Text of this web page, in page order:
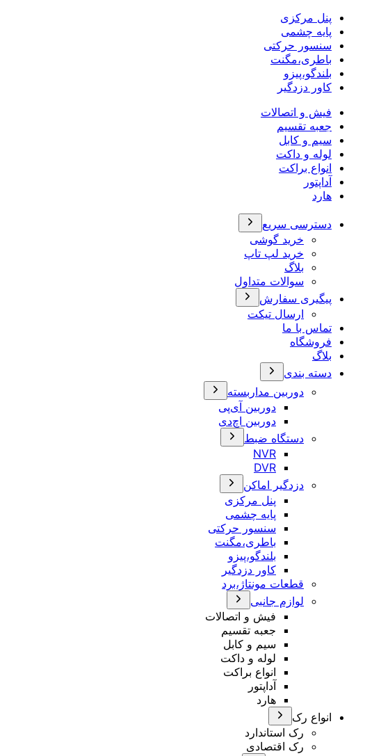
پنل مرکزی
پایه چشمی
سنسور حرکتی
باطری،مگنت
بلندگو،پیزو
کاور دزدگیر
فیش و اتصالات
جعبه تقسیم
سیم و کابل
لوله و داکت
انواع براکت
آداپتور
هارد
دسترسی سریع
خرید گوشی
خرید لپ تاپ
بلاگ
سوالات متداول
پیگیری سفارش
ارسال تیکت
تماس با ما
فروشگاه
بلاگ
دسته بندی
دوربین مداربسته
دوربین آی‌پی
دوربین اچ‌دی
دستگاه ضبط
NVR
DVR
دزدگیر اماکن
پنل مرکزی
پایه چشمی
سنسور حرکتی
باطری،مگنت
بلندگو،پیزو
کاور دزدگیر
قطعات مونتاژ،برد
لوازم جانبی
فیش و اتصالات
جعبه تقسیم
سیم و کابل
لوله و داکت
انواع براکت
آداپتور
هارد
انواع رک
رک استاندارد
رک اقتصادی